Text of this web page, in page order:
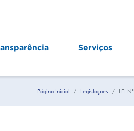
Serviços
Página Inicial Legislações LEI